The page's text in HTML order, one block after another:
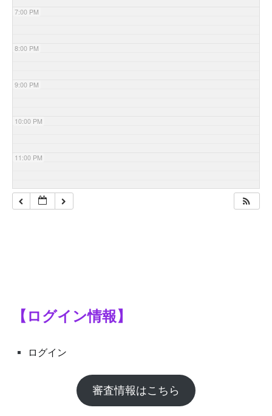
7:00 PM
8:00 PM
9:00 PM
10:00 PM
11:00 PM
【ログイン情報】
ログイン
審査情報はこちら